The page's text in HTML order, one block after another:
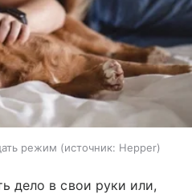
режим источник: Hepper
дело в свои руки или,